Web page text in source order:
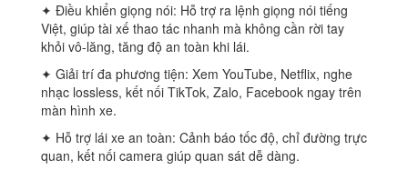
✦ Điều khiển giọng nói: Hỗ trợ ra lệnh giọng nói tiếng
Việt, giúp tài xế thao tác nhanh mà không cần rời tay
khỏi vô-lăng, tăng độ an toàn khi lái.
✦ Giải trí đa phương tiện: Xem YouTube, Netflix, nghe
nhạc lossless, kết nối TikTok, Zalo, Facebook ngay trên
màn hình xe.
✦ Hỗ trợ lái xe an toàn: Cảnh báo tốc độ, chỉ đường trực
quan, kết nối camera giúp quan sát dễ dàng.